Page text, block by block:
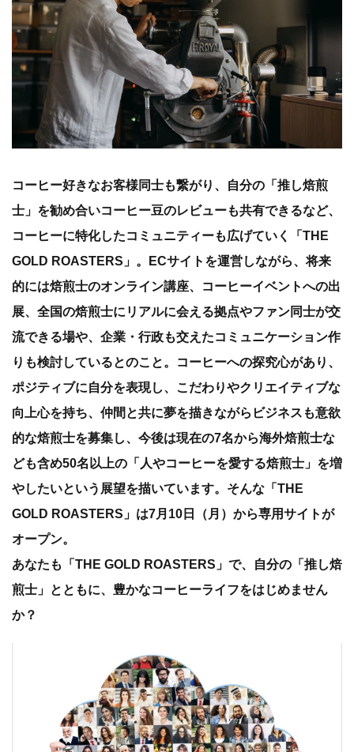
コーヒー好きなお客様同士も繋がり、自分の「推し焙煎
士」を勧め合いコーヒー豆のレビューも共有できるなど、
コーヒーに特化したコミュニティーも広げていく「THE
GOLD ROASTERS」。ECサイトを運営しながら、将来
的には焙煎士のオンライン講座、コーヒーイベントへの出
展、全国の焙煎士にリアルに会える拠点やファン同士が交
流できる場や、企業・行政も交えたコミュニケーション作
りも検討しているとのこと。コーヒーへの探究心があり、
ポジティブに自分を表現し、こだわりやクリエイティブな
向上心を持ち、仲間と共に夢を描きながらビジネスも意欲
的な焙煎士を募集し、今後は現在の7名から海外焙煎士な
ども含め50名以上の「人やコーヒーを愛する焙煎士」を増
やしたいという展望を描いています。そんな「THE
GOLD ROASTERS」は7月10日（月）から専用サイトが
オープン。
あなたも「THE GOLD ROASTERS」で、自分の「推し焙
煎士」とともに、豊かなコーヒーライフをはじめません
か？